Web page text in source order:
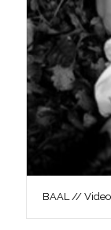
BAAL //